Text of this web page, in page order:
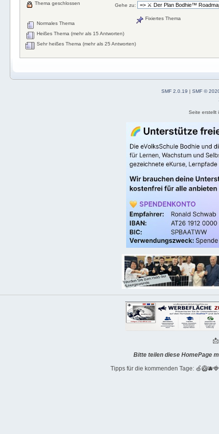
Gehe zu:
Normales Thema
Heißes Thema (mehr als 15 Antworten)
Sehr heißes Thema (mehr als 25 Antworten)
Thema geschlossen
Fixiertes Thema
SMF 2.0.19 |SMF ©
Seite erstellt
Bitte teilen diese HomePage
Tipps für die kommenden Tage: